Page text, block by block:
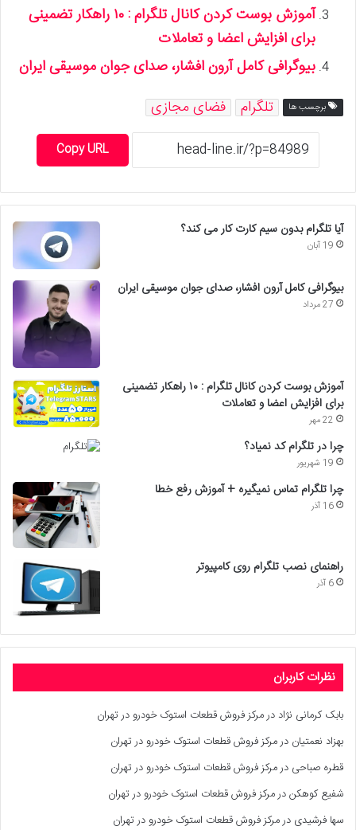
آموزش بوست کردن کانال تلگرام : ۱۰ راهکار تضمینی
برای افزایش اعضا و تعاملات
بیوگرافی کامل آرون افشار، صدای جوان موسیقی ایران
برچسب ها تلگرام فضای مجازی
Copy URL
آیا تلگرام بدون سیم کارت کار می کند؟
19 آبان
بیوگرافی کامل آرون افشار، صدای جوان موسیقی ایران
27 مرداد
آموزش بوست کردن کانال تلگرام : ۱۰ راهکار تضمینی
برای افزایش اعضا و تعاملات
22 مهر
چرا در تلگرام کد نمیاد؟
19 شهریور
چرا تلگرام تماس نمیگیره + آموزش رفع خطا
16 آذر
راهنمای نصب تلگرام روی کامپیوتر
6 آذر
نظرات کاربران
بابک کرمانی نژاد درمرکز فروش قطعات استوک خودرو در تهران
بهزاد نعمتیان درمرکز فروش قطعات استوک خودرو در تهران
قطره صباحی درمرکز فروش قطعات استوک خودرو در تهران
شفیع کوهکندرمرکز فروش قطعات استوک خودرو در تهران
سها فرشیدی درمرکز فروش قطعات استوک خودرو در تهران